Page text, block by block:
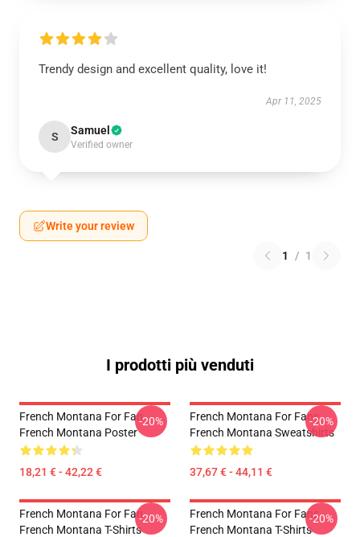
Trendy design and excellent quality, love it!
Apr 11, 2025
S Samuel
Verified owner
Write your review
1 / 1
I prodotti più venduti
French Montana For Fan
French Montana Poster
18,21 € - 42,22 €
-20%
French Montana For Fans
French Montana Sweatshirts
37,67 € - 44,11 €
-20%
French Montana For Fan
French Montana T-Shirts
-20%
French Montana For Fans
French Montana T-Shirts
-20%